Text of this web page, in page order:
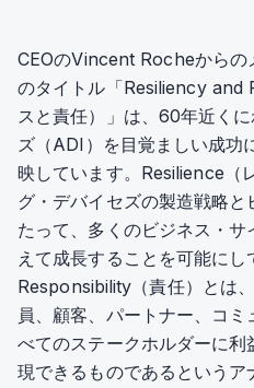
CEOのVincent Rocheからの
のタイトル「Resiliency and
スと責任）」は、60年近く
ズ（ADI）を目覚ましい成功
映しています。Resilience（
グ・デバイセズの製造戦略
たって、多くのビジネス・
えて成長することを可能にし
Responsibility（責任）とは
員、顧客、パートナー、コ
べてのステークホルダーに
現できるものであるという